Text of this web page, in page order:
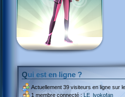
Qui est en ligne ?
Actuellement 39 visiteurs en ligne sur
1 membre connecté : LE_lyokofan